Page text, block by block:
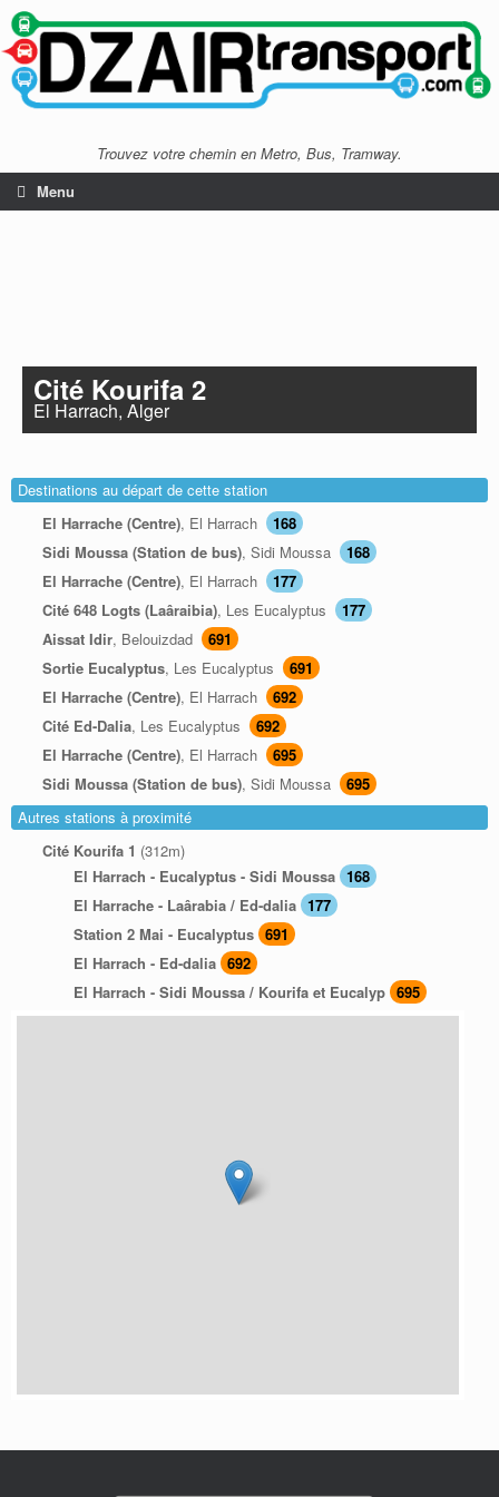
Trouvez votre chemin en Metro, Bus, Tramway.
Menu
Cité Kourifa 2
El Harrach, Alger
Destinations au départ de cette station
El Harrache (Centre), El Harrach
168
Sidi Moussa (Station de bus), Sidi Moussa
168
El Harrache (Centre), El Harrach
177
Cité 648 Logts (Laâraibia), Les Eucalyptus
177
Aissat Idir, Belouizdad
691
Sortie Eucalyptus, Les Eucalyptus
691
El Harrache (Centre), El Harrach
692
Cité Ed-Dalia, Les Eucalyptus
692
El Harrache (Centre), El Harrach
695
Sidi Moussa (Station de bus), Sidi Moussa
695
Autres stations à proximité
Cité Kourifa 1 (312m)
El Harrach - Eucalyptus - Sidi Moussa 168
El Harrache - Laârabia / Ed-dalia 177
Station 2 Mai - Eucalyptus 691
El Harrach - Ed-dalia 692
El Harrach - Sidi Moussa / Kourifa et Eucalyp 695